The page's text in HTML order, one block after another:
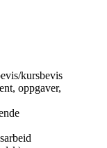
kursbevis
oppgaver,